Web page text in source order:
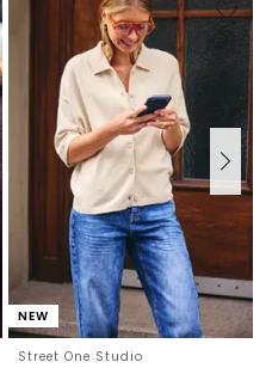
NEW
Street One Studio